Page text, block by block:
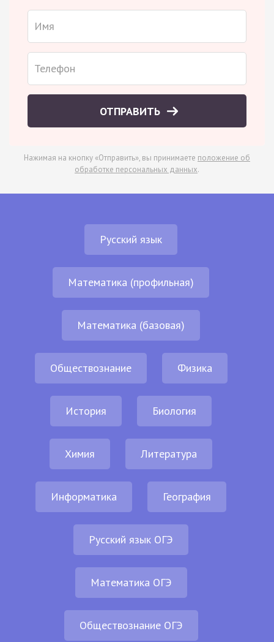
ОТПРАВИТЬ
Нажимая на кнопку «Отправить», вы принимаете положение об
обработке персональных данных.
Русский язык
Математика (профильная)
Математика (базовая)
Обществознание Физика
История Биология
Химия Литература
Информатика География
Русский язык ОГЭ
Математика ОГЭ
Обществознание ОГЭ